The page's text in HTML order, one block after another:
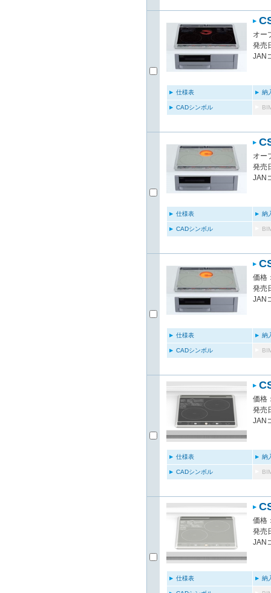
オー
発売
JAN
仕様表 納
CADシンボル
オー
発売
JAN
仕様表 納
CADシンボル
価格
発売
JAN
仕様表 納
CADシンボル
価格
発売
JAN
仕様表 納
CADシンボル
価格
発売
JAN
仕様表 納